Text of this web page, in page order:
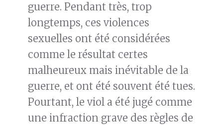
guerre. Pendant très, trop
longtemps, ces violences
sexuelles ont été considérées
comme le résultat certes
malheureux mais inévitable de la
guerre, et ont été souvent été tues.
Pourtant, le viol a été jugé comme
une infraction grave des règles de